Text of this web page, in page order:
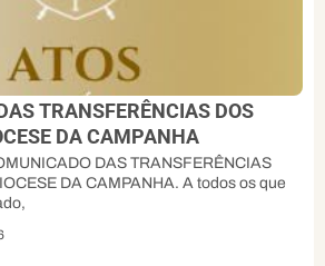
TRANSFERÊNCIAS DOS
DA CAMPANHA
DAS TRANSFERÊNCIAS
DA CAMPANHA. A todos os que